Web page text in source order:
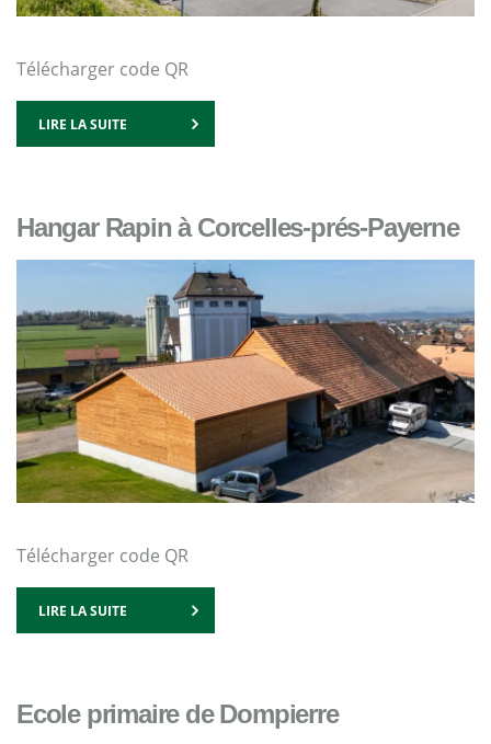
Télécharger code QR
LIRE LA SUITE
Hangar Rapin à Corcelles-prés-Payerne
Télécharger code QR
LIRE LA SUITE
Ecole primaire de Dompierre